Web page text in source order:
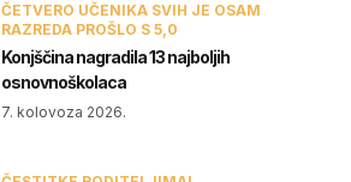
ČETVERO UČENIKA SVIH JE OSAM
RAZREDA PROŠLO S 5,0
Konjščina nagradila 13 najboljih
osnovnoškolaca
7. kolovoza 2026.